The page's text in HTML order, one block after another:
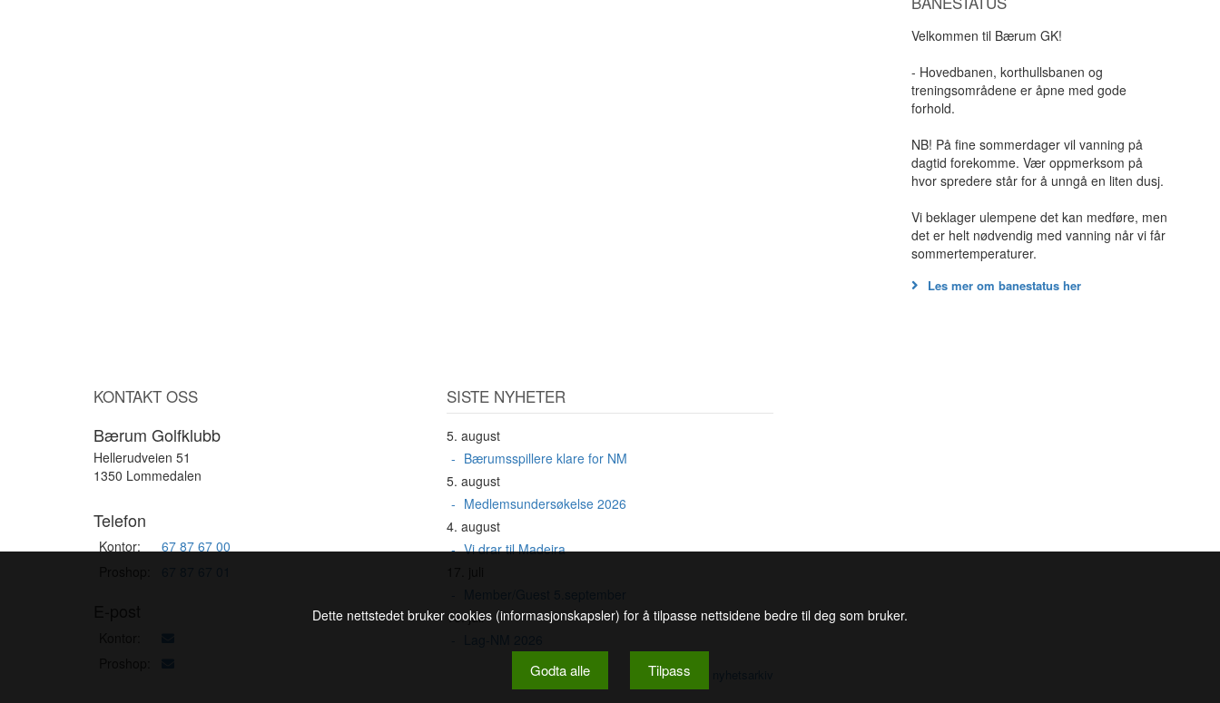
Velkommen til Bærum GK!
- Hovedbanen, korthullsbanen og
treningsområdene er åpne med gode
forhold.
NB! På fine sommerdager vil vanning på
dagtid forekomme. Vær oppmerksom på
hvor spredere står for å unngå en liten dusj.
Vi beklager ulempene det kan medføre, men
det er helt nødvendig med vanning når vi får
sommertemperaturer.
Les mer om banestatus her
KONTAKT OSS
Bærum Golfklubb
Hellerudveien 51
1350 Lommedalen
Telefon
Kontor:
67 87 67 00
SISTE NYHETER
5. august
Bærumsspillere klare for NM
5. august
Medlemsundersøkelse 2026
4. august
Vi drar til Madeira
16. juli
Dette nettstedet bruker cookies (informasjonskapsler) for å tilpasse nettsidene bedre til deg som bruker.
Godta alle Tilpass